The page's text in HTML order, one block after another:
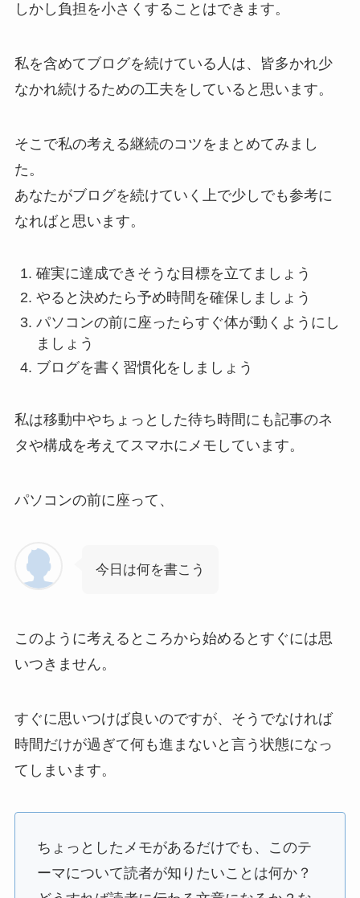
しかし負担を小さくすることはできます。
私を含めてブログを続けている人は、皆多かれ少
なかれ続けるための工夫をしていると思います。
そこで私の考える継続のコツをまとめてみまし
た。
あなたがブログを続けていく上で少しでも参考に
なればと思います。
確実に達成できそうな目標を立てましょう
やると決めたら予め時間を確保しましょう
パソコンの前に座ったらすぐ体が動くようにし
ましょう
ブログを書く習慣化をしましょう
私は移動中やちょっとした待ち時間にも記事のネ
タや構成を考えてスマホにメモしています。
パソコンの前に座って、
今日は何を書こう
このように考えるところから始めるとすぐには思
いつきません。
すぐに思いつけば良いのですが、そうでなければ
時間だけが過ぎて何も進まないと言う状態になっ
てしまいます。
ちょっとしたメモがあるだけでも、このテ
ーマについて読者が知りたいことは何か？